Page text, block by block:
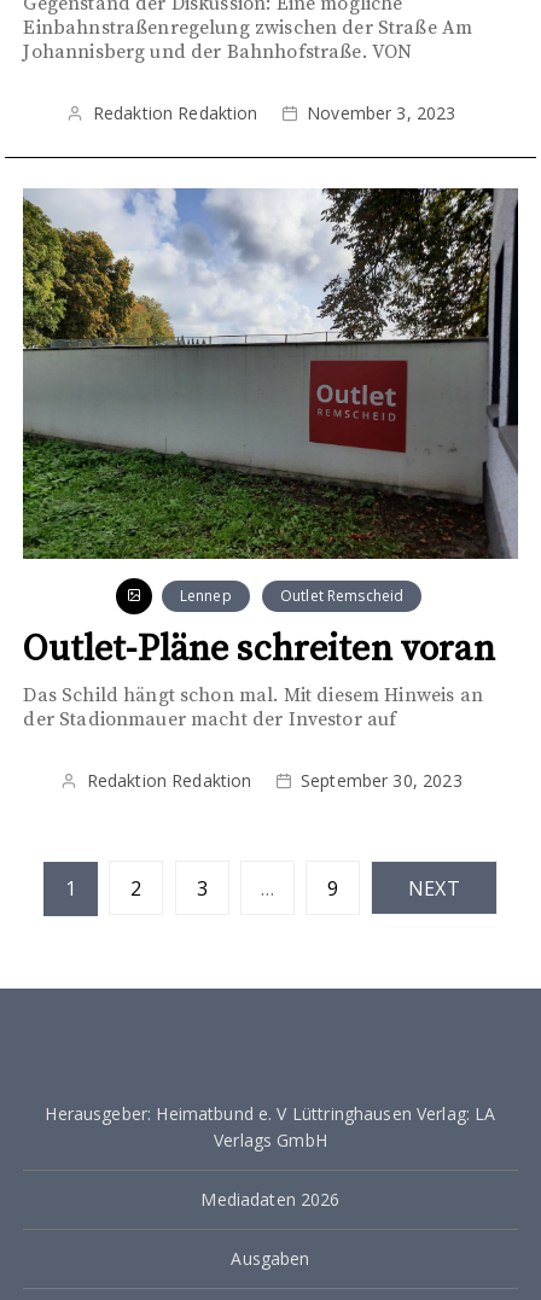
Einbahnstraßenregelung zwischen der Straße Am
Johannisberg und der Bahnhofstraße. VON
Redaktion Redaktion November 3, 2023
Lennep Outlet Remscheid
Outlet-Pläne schreiten voran
Das Schild hängt schon mal. Mit diesem Hinweis an
der Stadionmauer macht der Investor auf
Redaktion Redaktion September 30, 2023
t
u
e
1 2 3 … 9 NEXT
Herausgeber: Heimatbund e. V Lüttringhausen Verlag: LA
Verlags GmbH
Mediadaten 2026
Ausgaben